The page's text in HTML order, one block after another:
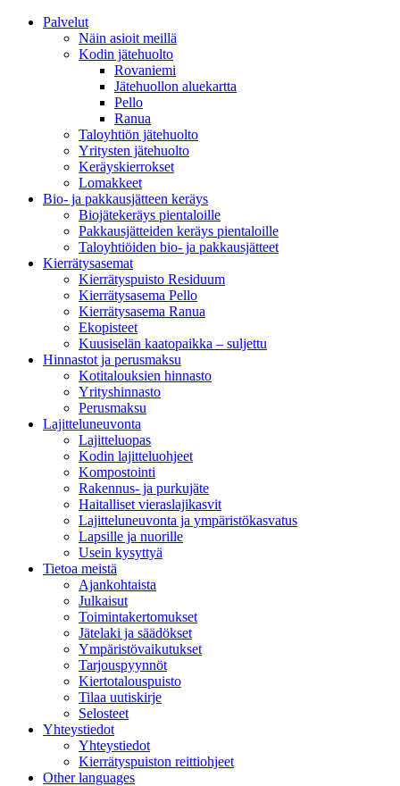
Palvelut
Näin asioit meillä
Kodin jätehuolto
Rovaniemi
Jätehuollon aluekartta
Pello
Ranua
Taloyhtiön jätehuolto
Yritysten jätehuolto
Keräyskierrokset
Lomakkeet
Bio- ja pakkausjätteen keräys
Biojätekeräys pientaloille
Pakkausjätteiden keräys pientaloille
Taloyhtiöiden bio- ja pakkausjätteet
Kierrätysasemat
Kierrätyspuisto Residuum
Kierrätysasema Pello
Kierrätysasema Ranua
Ekopisteet
Kuusiselän kaatopaikka – suljettu
Hinnastot ja perusmaksu
Kotitalouksien hinnasto
Yrityshinnasto
Perusmaksu
Lajitteluneuvonta
Lajitteluopas
Kodin lajitteluohjeet
Kompostointi
Rakennus- ja purkujäte
Haitalliset vieraslajikasvit
Lajitteluneuvonta ja ympäristökasvatus
Lapsille ja nuorille
Usein kysyttyä
Tietoa meistä
Ajankohtaista
Julkaisut
Toimintakertomukset
Jätelaki ja säädökset
Ympäristövaikutukset
Tarjouspyynnöt
Kiertotalouspuisto
Tilaa uutiskirje
Selosteet
Yhteystiedot
Yhteystiedot
Kierrätyspuiston reittiohjeet
Other languages